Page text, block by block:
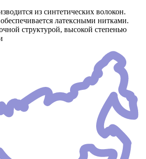
из синтетических волокон.
латексными нитками.
структурой, высокой степенью